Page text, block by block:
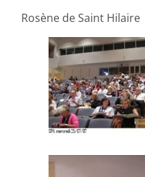
Rosène de Saint Hilaire